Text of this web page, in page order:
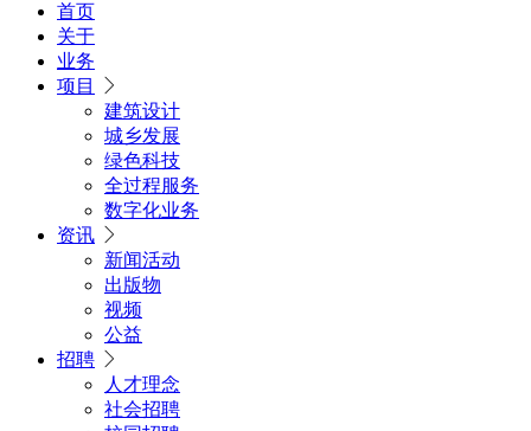
首页
关于
业务
项目
建筑设计
城乡发展
绿色科技
全过程服务
数字化业务
资讯
新闻活动
出版物
视频
公益
招聘
人才理念
社会招聘